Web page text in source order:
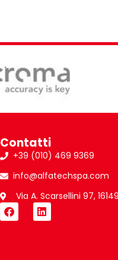
Contatti
+39 (010) 469 9369
info@alfatechspa.com
Via A. Scarsellini 97,